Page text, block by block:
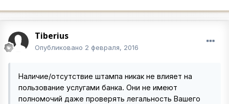
Tiberius
Опубликовано 2 февраля, 2016
Наличие/отсутствие штампа никак не влияет на
пользование услугами банка. Они не имеют
полномочий даже проверять легальность Вашего